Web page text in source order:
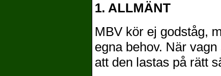
1. ALLMÄNT
MBV kör ej godståg,
egna behov. När
att den lastas på rätt